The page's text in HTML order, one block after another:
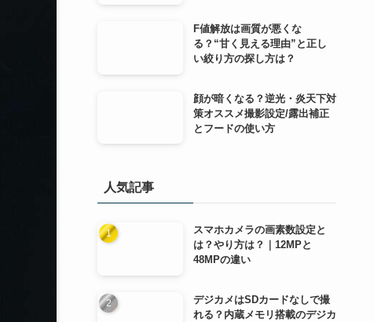
F値解放は画質が悪くな
る？“甘く見える理由”と正し
い絞り方の探し方は？
顔が暗くなる？逆光・炎天下対
策オススメ撮影設定/露出補正
とフードの使い方
人気記事
スマホカメラの画素数設定と
は？やり方は？｜12MPと
48MPの違い
デジカメはSDカードなしで撮
れる？内蔵メモリ搭載のデジカ